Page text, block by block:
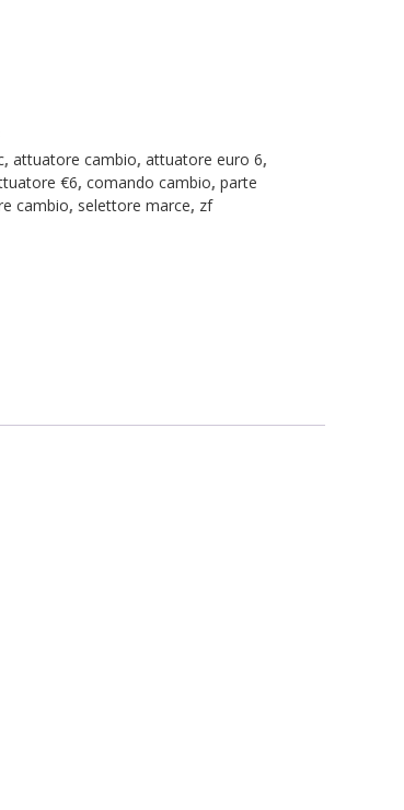
, attuatore cambio, attuatore euro 6,
€6, comando cambio, parte
cambio, selettore marce, zf